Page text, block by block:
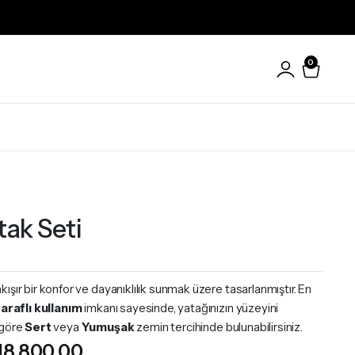
0
Seti
bir konfor ve dayanıklılık sunmak üzere tasarlanmıştır. En
kullanımimkanı sayesinde, yatağınızın yüzeyini
Sertveya Yumuşakzemin tercihinde bulunabilirsiniz.